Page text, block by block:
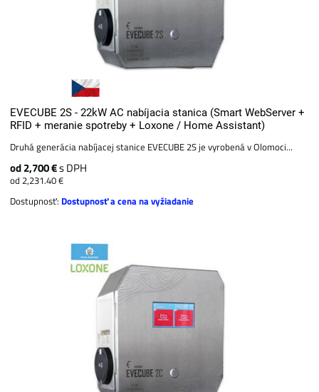
EVECUBE 2S - 22kW AC nabíjacia stanica (Smart WebServer +
RFID + meranie spotreby + Loxone / Home Assistant)
Druhá generácia nabíjacej stanice EVECUBE 2S je vyrobená v Olomoci...
od 2,700 €s DPH
od 2,231.40 €
Dostupnosť: Dostupnosť a cena na vyžiadanie